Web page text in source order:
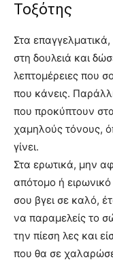
Τοξότης
Στα
στη δουλειά και
λεπτομέρειες που
που κάνεις.
που προκύπτουν
χαμηλούς τόνους,
γίνει.
Στα ερωτικά, μην
απότομο ή ειρωνικό
σου βγει σε καλό,
να παραμελείς το
την πίεση λες και
που θα σε